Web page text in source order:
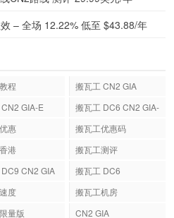
– 全场 12.22% 低至 $43.88/年
程
搬瓦工 CN2 GIA
GIA-E
搬瓦工 DC6 CN2 GIA-
惠
搬瓦工优惠码
港
搬瓦工测评
CN2 GIA
搬瓦工 DC6
度
搬瓦工机房
量版 CN2 GIA